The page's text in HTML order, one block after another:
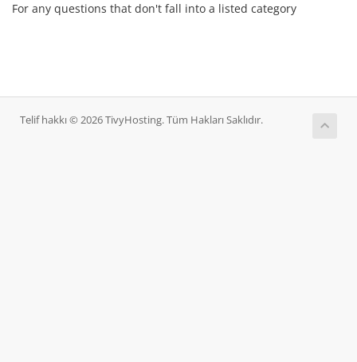
For any questions that don't fall into a listed category
Telif hakkı © 2026 TivyHosting. Tüm Hakları Saklıdır.